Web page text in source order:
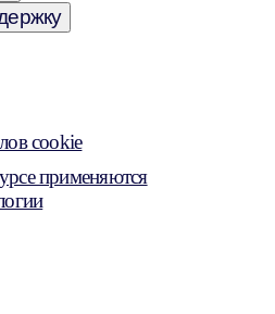
cookie
применяются